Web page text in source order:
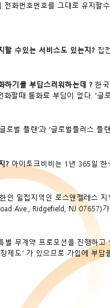
전화번호번호를 그대로 유지할
할 수있는 서비스도 있는지? 집
하기를 부담스러워하는데 ? 한
할때 통화료 부담이 없다. '
로벌 플랜’과 ‘글로벌플러스
?아이토크비비는 1년 365일
인 밀집지역인 로스앤젤레스
Ave., Ridgefield, NJ
무계약 프로모션을 진행하
제도’ 가 있으므로 가입에 부담